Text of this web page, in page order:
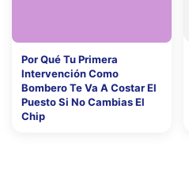
Por Qué Tu Primera
Intervención Como
Bombero Te Va A Costar El
Puesto Si No Cambias El
Chip